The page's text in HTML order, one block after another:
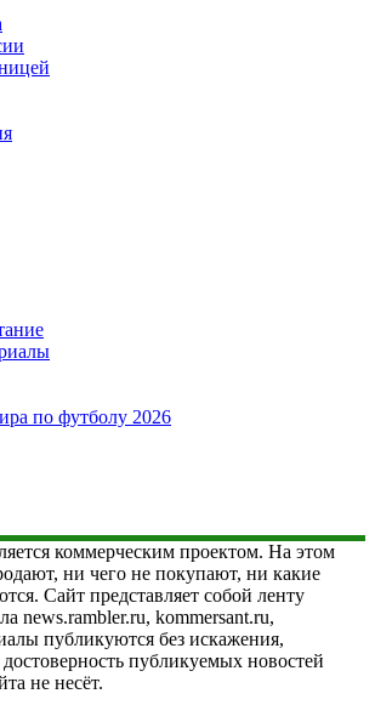
по футболу 2026
коммерческим проектом. На этом
ни чего не покупают, ни какие
Сайт представляет собой ленту
news.rambler.ru, kommersant.ru,
публикуются без искажения,
достоверность публикуемых новостей
не несёт.